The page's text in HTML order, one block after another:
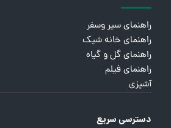
راهنمای سیر وسفر
راهنمای خانه شیک
راهنمای گل و گیاه
راهنمای فیلم
آشپزی
دسترسی سریع